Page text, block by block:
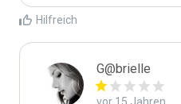
Hilfreich
G@brielle